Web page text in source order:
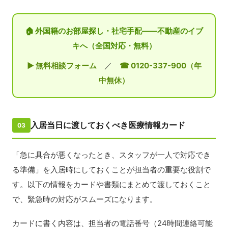
🏠 外国籍のお部屋探し・社宅手配——不動産のイブ
キへ（全国対応・無料）
▶ 無料相談フォーム ／ ☎ 0120-337-900（年
中無休）
03 入居当日に渡しておくべき医療情報カード
「急に具合が悪くなったとき、スタッフが一人で対応でき
る準備」を入居時にしておくことが担当者の重要な役割で
す。以下の情報をカードや書類にまとめて渡しておくこと
で、緊急時の対応がスムーズになります。
カードに書く内容は、担当者の電話番号（24時間連絡可能